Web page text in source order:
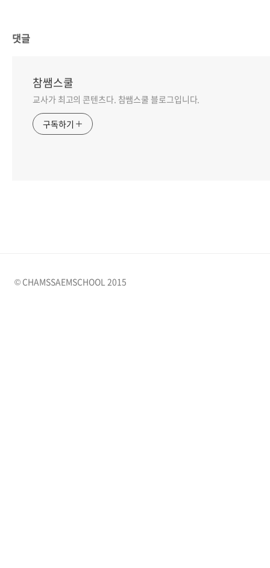
댓글
참쌤스쿨
교사가 최고의 콘텐츠다. 참쌤스쿨 블로그입니다.
구독하기
© CHAMSSAEMSCHOOL 2015